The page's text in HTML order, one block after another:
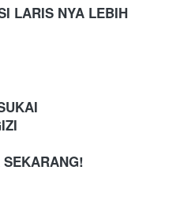
LARIS NYA LEBIH